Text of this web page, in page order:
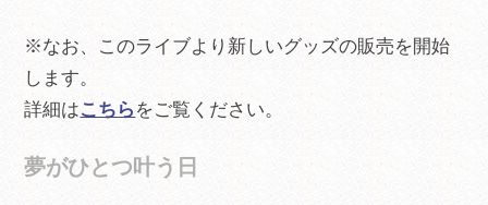
※なお、このライブより新しいグッズの販売を開始
します。
詳細はこちらをご覧ください。
夢がひとつ叶う日